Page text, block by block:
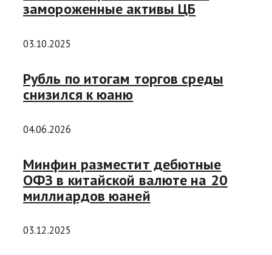
замороженные активы ЦБ
03.10.2025
Рубль по итогам торгов среды
снизился к юаню
04.06.2026
Минфин разместит дебютные
ОФЗ в китайской валюте на 20
миллиардов юаней
03.12.2025